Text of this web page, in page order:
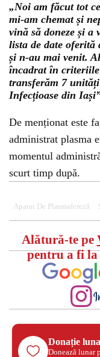
„Noi am făcut tot
mi-am chemat și
vină să doneze și a
lista de date oferită
și n-au mai venit.
încadrat în
transferăm 7
Infecțioase din
De menționat este
administrat plasma
momentul
scurt timp după.
Aparat De Plasmafereză
Alătură-te pe
pentru a fi la
Donație
Donează lunar